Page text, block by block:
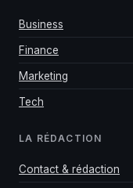
Business
Finance
Marketing
Tech
LA RÉDACTION
Contact & rédaction